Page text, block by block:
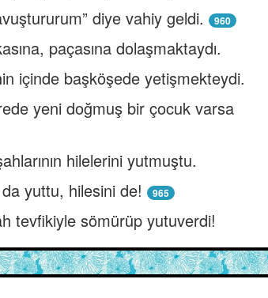
diye vahiy geldi.
960
paçasına dolaşmaktaydı.
içinde başköşede yetişmekteydi.
yeni doğmuş bir çocuk varsa
hilelerini yutmuştu.
yuttu, hilesini de!
965
tevfikiyle sömürüp yutuverdi!